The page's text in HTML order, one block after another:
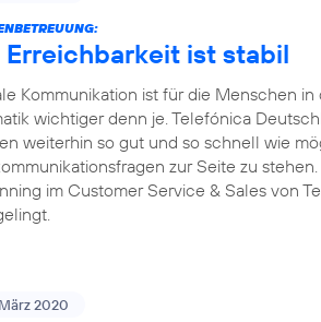
Erreichbarkeit ist stabil
Kommunikation ist für die Menschen
wichtiger denn je. Telefónica
weiterhin so gut und so schnell wie
zur Seite zu
im Customer Service & Sales von
2020